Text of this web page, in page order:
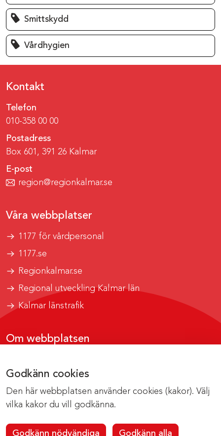
Godkänn cookies
Den här webbplatsen använder cookies (kakor). Välj
vilka kakor du vill godkänna.
Godkänn nödvändiga Godkänn alla
Smittskydd
Vårdhygien
Kontakt
Telefon
010-358 00 00
Postadress
Box 601, 391 26 Kalmar
E-post
region@regionkalmar.se
Våra webbplatser
1177 för vårdpersonal
1177.se
Regionkalmar.se
Regional utveckling Kalmar län
Kalmar länstrafik
Om webbplatsen
Om cookies
Kontakta webbredaktionen